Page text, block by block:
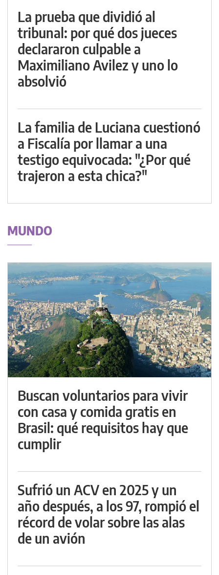
La prueba que dividió al
tribunal: por qué dos jueces
declararon culpable a
Maximiliano Avilez y uno lo
absolvió
La familia de Luciana cuestionó
a Fiscalía por llamar a una
testigo equivocada: "¿Por qué
trajeron a esta chica?"
MUNDO
Buscan voluntarios para vivir
con casa y comida gratis en
Brasil: qué requisitos hay que
cumplir
Sufrió un ACV en 2025 y un
año después, a los 97, rompió el
récord de volar sobre las alas
de un avión